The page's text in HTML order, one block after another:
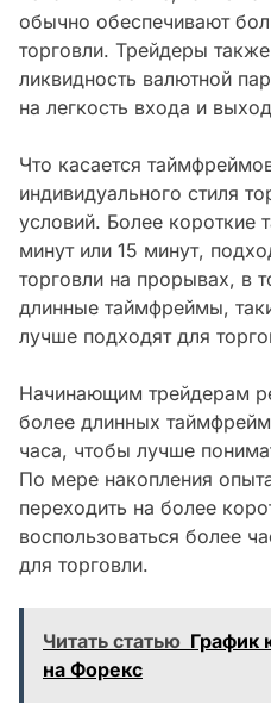
обычно обеспечивают
торговли. Трейдеры
ликвидность валютной
на легкость входа и
Что касается
индивидуального стиля
условий. Более короткие
минут или 15 минут,
торговли на прорывах, в
длинные таймфреймы,
лучше подходят для
Начинающим трейдерам
более длинных
часа, чтобы лучше
По мере накопления
переходить на более
воспользоваться более
для торговли.
Читать статью График
на Форекс